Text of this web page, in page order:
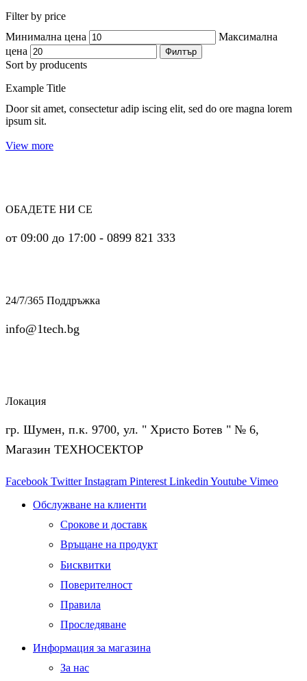
Filter by price
Минимална цена
Максимална
цена
Филтър
Sort by producents
Example Title
Door sit amet, consectetur adip iscing elit, sed do ore magna lorem
ipsum sit.
View more
ОБАДЕТЕ НИ СЕ
от 09:00 до 17:00 - 0899 821 333
24/7/365 Поддръжка
info@1tech.bg
Локация
гр. Шумен, п.к. 9700, ул. " Христо Ботев " № 6,
Магазин ТЕХНОСЕКТОР
Facebook Twitter Instagram Pinterest Linkedin Youtube Vimeo
Обслужване на клиенти
Срокове и доставк
Връщане на продукт
Бисквитки
Поверителност
Правила
Проследяване
Информация за магазина
За нас